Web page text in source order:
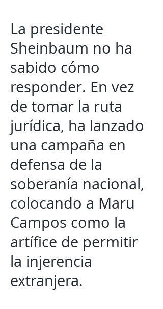
La presidente
Sheinbaum no ha
sabido cómo
responder. En vez
de tomar la ruta
jurídica, ha lanzado
una campaña en
defensa de la
soberanía nacional,
colocando a Maru
Campos como la
artífice de permitir
la injerencia
extranjera.